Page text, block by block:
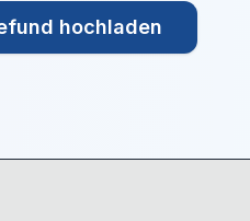
hochladen